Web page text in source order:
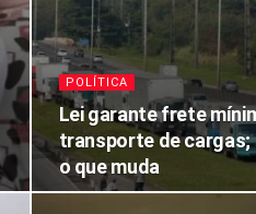
POLÍTICA
Lei garante frete
transporte de cargas;
o que muda